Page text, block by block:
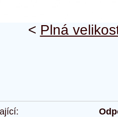
< Plná